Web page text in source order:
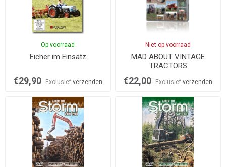
Op voorraad
Eicher im Einsatz
€29,90 Exclusief verzenden
Niet op voorraad
MAD ABOUT VINTAGE
TRACTORS
€22,00 Exclusiefverzenden